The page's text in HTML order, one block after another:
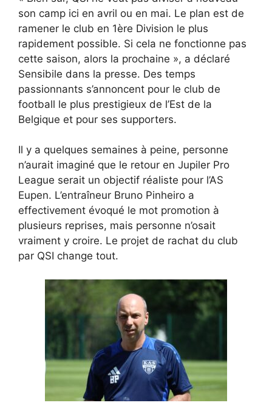
son camp ici en avril ou en mai. Le plan est de
ramener le club en 1ère Division le plus
rapidement possible. Si cela ne fonctionne pas
cette saison, alors la prochaine », a déclaré
Sensibile dans la presse. Des temps
passionnants s’annoncent pour le club de
football le plus prestigieux de l’Est de la
Belgique et pour ses supporters.
Il y a quelques semaines à peine, personne
n’aurait imaginé que le retour en Jupiler Pro
League serait un objectif réaliste pour l’AS
Eupen. L’entraîneur Bruno Pinheiro a
effectivement évoqué le mot promotion à
plusieurs reprises, mais personne n’osait
vraiment y croire. Le projet de rachat du club
par QSI change tout.